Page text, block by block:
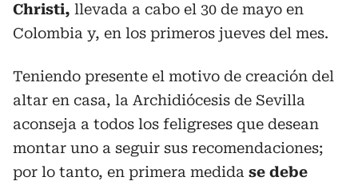
Christi, llevada a cabo el 30 de mayo en
Colombia y, en los primeros jueves del mes.
Teniendo presente el motivo de creación del
altar en casa, la Archidiócesis de Sevilla
aconseja a todos los feligreses que desean
montar uno a seguir sus recomendaciones;
por lo tanto, en primera medida se debe